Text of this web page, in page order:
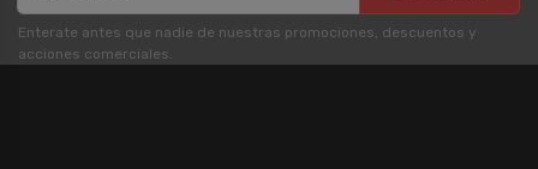
Enterate antes que nadie de nuestras promociones, descuentos y
acciones comerciales.